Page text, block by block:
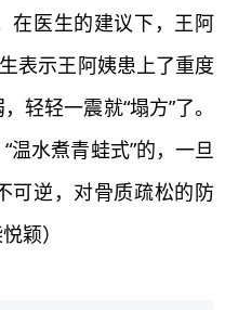
在医生的建议下，王阿
表示王阿姨患上了重度
轻轻一震就“塌方”了。
温水煮青蛙式”的，一旦
可逆，对骨质疏松的防
颖）